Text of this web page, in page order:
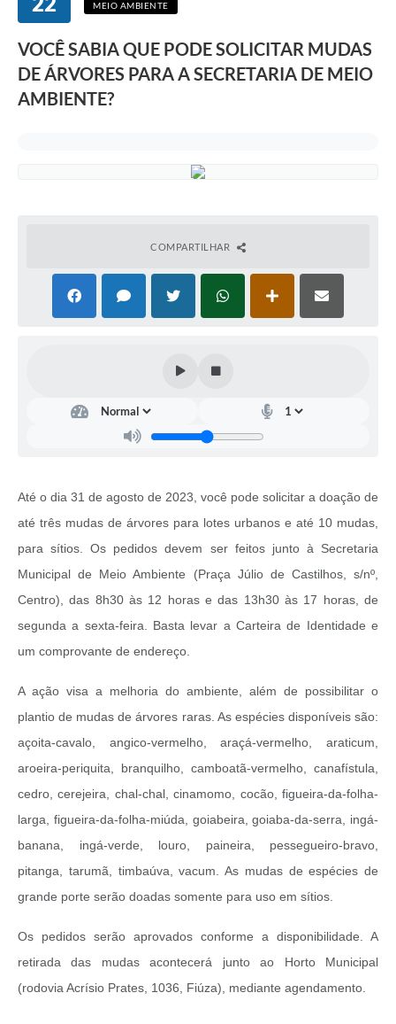
MEIO AMBIENTE
VOCÊ SABIA QUE PODE SOLICITAR MUDAS
DE ÁRVORES PARA A SECRETARIA DE MEIO
AMBIENTE?
COMPARTILHAR
Até o dia 31 de agosto de 2023, você pode solicitar a doação de
até três mudas de árvores para lotes urbanos e até 10 mudas,
para sítios. Os pedidos devem ser feitos junto à Secretaria
Municipal de Meio Ambiente (Praça Júlio de Castilhos, s/nº,
Centro), das 8h30 às 12 horas e das 13h30 às 17 horas, de
segunda a sexta-feira. Basta levar a Carteira de Identidade e
um comprovante de endereço.
A ação visa a melhoria do ambiente, além de possibilitar o
plantio de mudas de árvores raras. As espécies disponíveis são:
açoita-cavalo, angico-vermelho, araçá-vermelho, araticum,
aroeira-periquita, branquilho, camboatã-vermelho, canafístula,
cedro, cerejeira, chal-chal, cinamomo, cocão, figueira-da-folha-
larga, figueira-da-folha-miúda, goiabeira, goiaba-da-serra, ingá-
banana, ingá-verde, louro, paineira, pessegueiro-bravo,
pitanga, tarumã, timbaúva, vacum. As mudas de espécies de
grande porte serão doadas somente para uso em sítios.
Os pedidos serão aprovados conforme a disponibilidade. A
retirada das mudas acontecerá junto ao Horto Municipal
(rodovia Acrísio Prates, 1036, Fiúza), mediante agendamento.